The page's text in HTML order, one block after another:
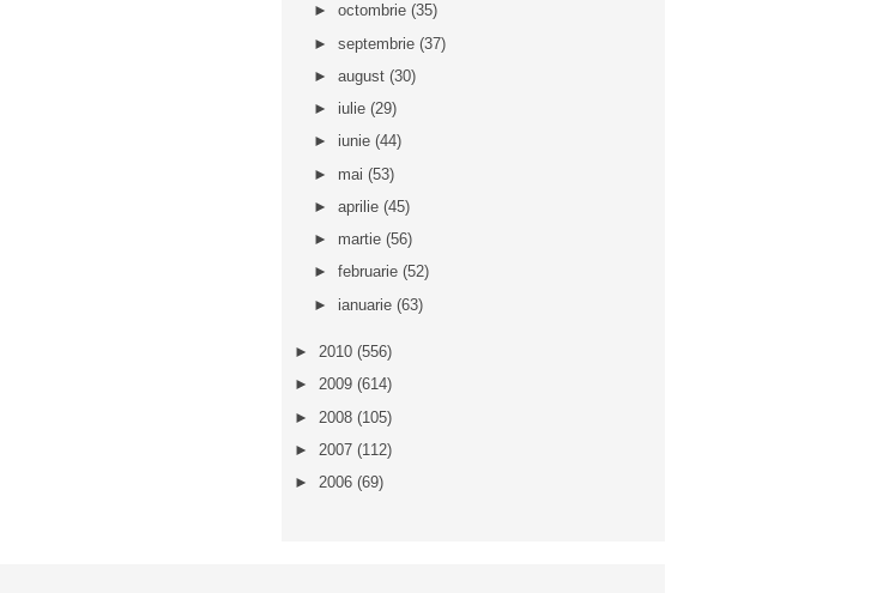
► octombrie (35)
► septembrie (37)
► august (30)
► iulie (29)
► iunie (44)
► mai (53)
► aprilie (45)
► martie (56)
► februarie (52)
► ianuarie (63)
► 2010 (556)
► 2009 (614)
► 2008 (105)
► 2007 (112)
► 2006 (69)